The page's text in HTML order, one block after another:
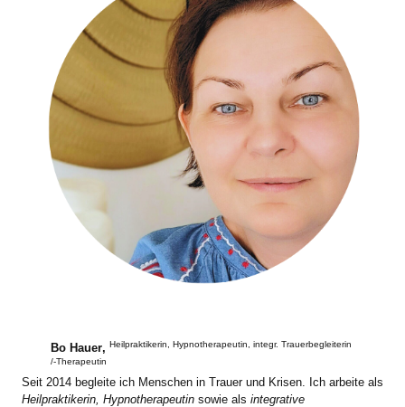
Bo Hauer, Heilpraktikerin, Hypnotherapeutin, integr. Trauerbegleiterin
/-Therapeutin
Seit 2014 begleite ich Menschen in Trauer und Krisen. Ich arbeite als
Heilpraktikerin, Hypnotherapeutin sowie als integrative